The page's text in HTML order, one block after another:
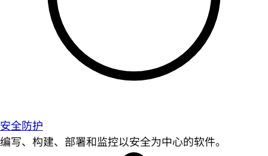
安全防护
编写、构建、部署和监控以安全为中心的软件。